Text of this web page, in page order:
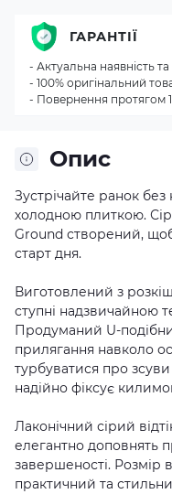
Опис
Зустрічайте ранок
холодною плиткою.
Ground створений,
старт дня.
Виготовлений з
ступні надзвичайною
Продуманий U-
прилягання навколо
турбуватися про
надійно фіксує
Лаконічний сірий
елегантно доповнять
завершеності. Розмір
практичний та
ГАРАНТІЇ
- Актуальна наявність та
- 100% оригінальний
- Повернення протягом